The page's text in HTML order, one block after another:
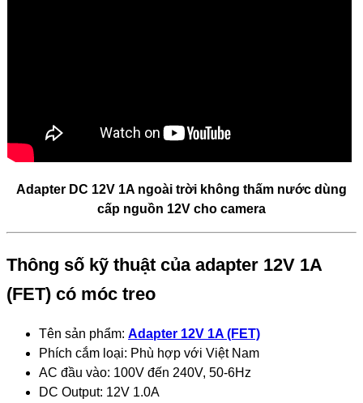
Adapter DC 12V 1A ngoài trời không thấm nước dùng
cấp nguồn 12V cho camera
Thông số kỹ thuật của adapter 12V 1A
(FET) có móc treo
Tên sản phẩm: Adapter 12V 1A (FET)
Phích cắm loại: Phù hợp với Việt Nam
AC đầu vào: 100V đến 240V, 50-6Hz
DC Output: 12V 1.0A